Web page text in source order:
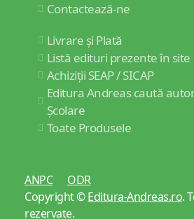
Contactează-ne
Livrare și Plată
Listă edituri prezente în site
Achiziții SEAP / SICAP
Editura Andreas caută
Școlare
Toate Produsele
ANPC
ODR
Copyright ©Editura-Andreas.ro.
rezervate.